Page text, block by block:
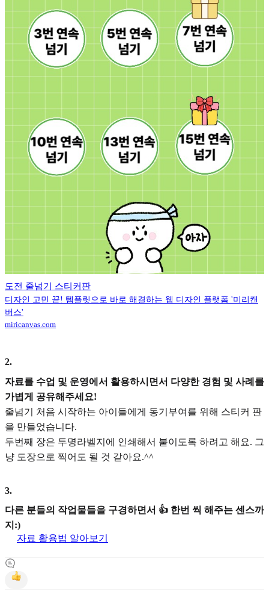
도전 줄넘기 스티커판
디자인 고민 끝! 템플릿으로 바로 해결하는 웹 디자인 플랫폼 '미리캔
버스'
miricanvas.com
2.
자료를 수업 및 운영에서 활용하시면서 다양한 경험 및 사례를
가볍게 공유해주세요!
줄넘기 처음 시작하는 아이들에게 동기부여를 위해 스티커 판
을 만들었습니다.
두번째 장은 투명라벨지에 인쇄해서 붙이도록 하려고 해요. 그
냥 도장으로 찍어도 될 것 같아요.^^
3.
다른 분들의 작업물들을 구경하면서 👍 한번 씩 해주는 센스까
지:)
자료 활용법 알아보기